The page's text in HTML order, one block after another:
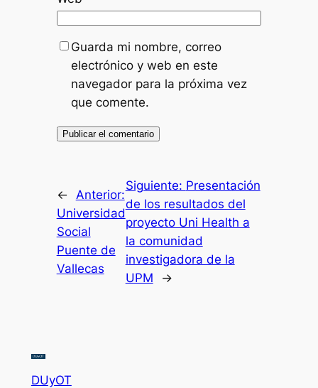
Guarda mi nombre, correo
electrónico y web en este
navegador para la próxima vez
que comente.
← Anterior:
Universidad
Social
Puente de
Vallecas
Siguiente: Presentación
de los resultados del
proyecto Uni Health a
la comunidad
investigadora de la
UPM
→
DUyOT